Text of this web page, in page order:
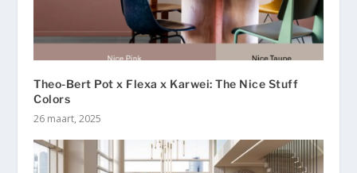
Theo-Bert Pot x Flexa x Karwei: The Nice Stuff
Colors
26 maart, 2025